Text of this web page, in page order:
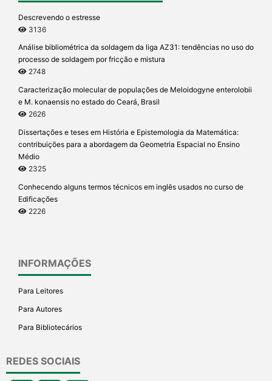
Descrevendo o estresse
3136
Análise bibliométrica da soldagem da liga AZ31: tendências no uso do
processo de soldagem por fricção e mistura
2748
Caracterização molecular de populações de Meloidogyne enterolobii
e M. konaensis no estado do Ceará, Brasil
2626
Dissertações e teses em História e Epistemologia da Matemática:
contribuições para a abordagem da Geometria Espacial no Ensino
Médio
2325
Conhecendo alguns termos técnicos em inglês usados no curso de
Edificações
2226
INFORMAÇÕES
Para Leitores
Para Autores
Para Bibliotecários
REDES SOCIAIS